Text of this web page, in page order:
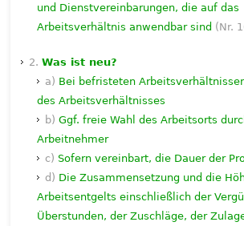
und Dienstvereinbarungen, die auf das
Arbeitsverhältnis anwendbar sind (Nr.
2.Was ist neu?
a) Bei befristeten
des Arbeitsverhältnisses
b)Ggf. freie Wahl des Arbeitsorts
Arbeitnehmer
c)Sofern vereinbart, die Dauer der
d) Die Zusammensetzung und die
Arbeitsentgelts einschließlich der
Überstunden, der Zuschläge, der